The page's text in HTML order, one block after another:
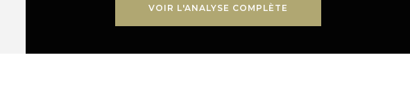
VOIR L'ANALYSE COMPLÈTE